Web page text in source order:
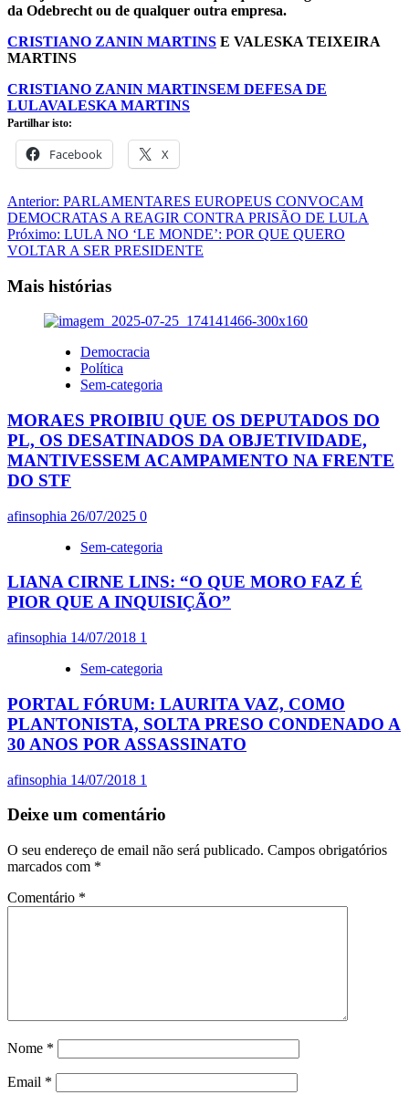
da Odebrecht ou de qualquer outra empresa.
CRISTIANO ZANIN MARTINS E VALESKA TEIXEIRA
MARTINS
CRISTIANO ZANIN MARTINSEM DEFESA DE
LULAVALESKA MARTINS
Partilhar isto:
Facebook X
Navegação
de
artigos
Anterior: PARLAMENTARES EUROPEUS CONVOCAM
DEMOCRATAS A REAGIR CONTRA PRISÃO DE LULA
Próximo: LULA NO ‘LE MONDE’: POR QUE QUERO
VOLTAR A SER PRESIDENTE
Mais histórias
Democracia
Política
Sem-categoria
MORAES PROIBIU QUE OS DEPUTADOS DO
PL, OS DESATINADOS DA OBJETIVIDADE,
MANTIVESSEM ACAMPAMENTO NA FRENTE
DO STF
afinsophia 26/07/2025 0
Sem-categoria
LIANA CIRNE LINS: “O QUE MORO FAZ É
PIOR QUE A INQUISIÇÃO”
afinsophia 14/07/2018 1
Sem-categoria
PORTAL FÓRUM: LAURITA VAZ, COMO
PLANTONISTA, SOLTA PRESO CONDENADO A
30 ANOS POR ASSASSINATO
afinsophia 14/07/2018 1
Deixe um comentário
O seu endereço de email não será publicado. Campos obrigatórios
marcados com *
Comentário *
Nome *
Email *